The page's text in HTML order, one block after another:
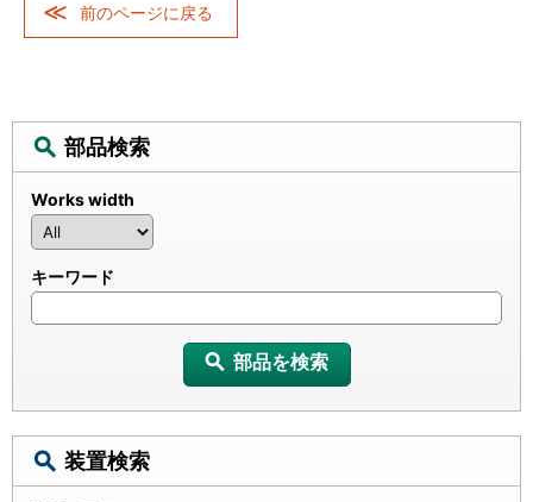
前のページに戻る
部品検索
Works width
キーワード
部品を検索
装置検索